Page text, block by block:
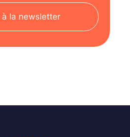
à la newsletter